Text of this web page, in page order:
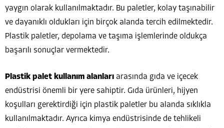
yaygın olarak kullanılmaktadır. Bu paletler, kolay taşınabilir
ve dayanıklı oldukları için birçok alanda tercih edilmektedir.
Plastik paletler, depolama ve taşıma işlemlerinde oldukça
başarılı sonuçlar vermektedir.
Plastik palet kullanım alanları arasında gıda ve içecek
endüstrisi önemli bir yere sahiptir. Gıda ürünleri, hijyen
koşulları gerektirdiği için plastik paletler bu alanda sıklıkla
kullanılmaktadır. Ayrıca kimya endüstrisinde de tehlikeli